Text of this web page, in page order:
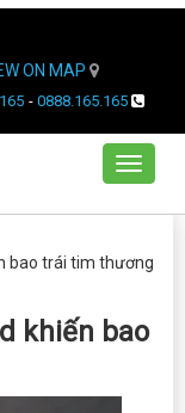
ON MAP
- 0888.165.165
Toggle
bao trái tim thương
khiến bao